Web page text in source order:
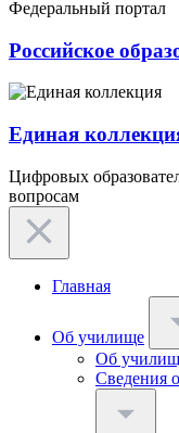
Федеральный портал
Российское
Единая
Цифровых
вопросам
Главная
Об училище
Об
Сведения